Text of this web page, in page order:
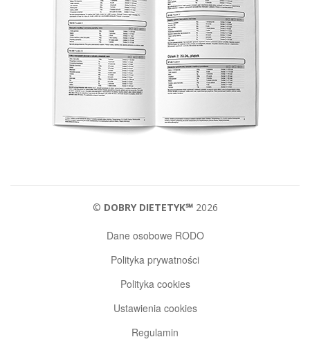
© DOBRY DIETETYK℠2026
Dane osobowe RODO
Polityka prywatności
Polityka cookies
Ustawienia cookies
Regulamin